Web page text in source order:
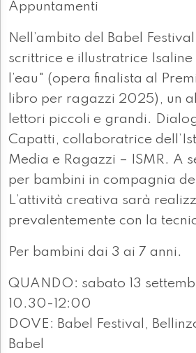
Appuntamenti
Nell’ambito del Babel
scrittrice e illustratrice
l’eau" (opera finalista al
libro per ragazzi 2025), un
lettori piccoli e grandi.
Capatti, collaboratrice
Media e Ragazzi – ISMR. A
per bambini in compagnia
L’attività creativa sarà
prevalentemente con la
Per bambini dai 3 ai 7 anni.
QUANDO: sabato 13
10.30-12:00
DOVE: Babel Festival,
Babel